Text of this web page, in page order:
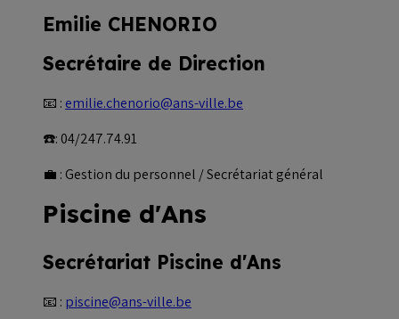
Emilie CHENORIO
Secrétaire de Direction
📧 : emilie.chenorio@ans-ville.be
☎️: 04/247.74.91
💼 : Gestion du personnel / Secrétariat général
Piscine d'Ans
Secrétariat Piscine d'Ans
📧 : piscine@ans-ville.be